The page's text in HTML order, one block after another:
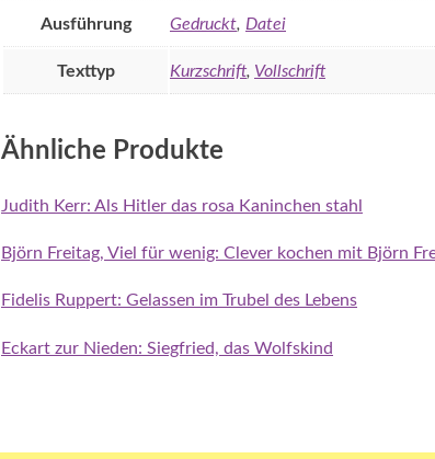
Ausführung Gedruckt, Datei
Texttyp Kurzschrift, Vollschrift
Ähnliche Produkte
Judith Kerr: Als Hitler das rosa Kaninchen stahl
Björn Freitag, Viel für wenig: Clever kochen mit Björn
Fidelis Ruppert: Gelassen im Trubel des Lebens
Eckart zur Nieden: Siegfried, das Wolfskind